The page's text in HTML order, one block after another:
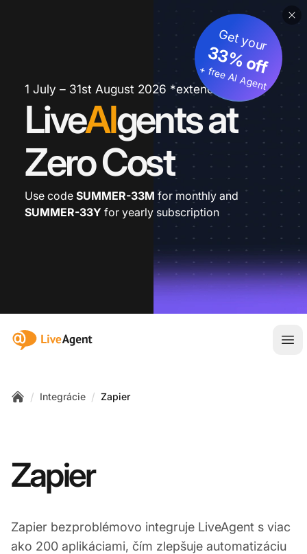
1 July – 31st August 2026 *extended
LiveAIgents at
Zero Cost
Get your
33% off
+ free AI Agent
Use code SUMMER-33M for monthly and
SUMMER-33Y for yearly subscription
:site.title
/ Integrácie / Zapier
Zapier
Zapier bezproblémovo integruje LiveAgent s viac
ako 200 aplikáciami, čím zlepšuje automatizáciu